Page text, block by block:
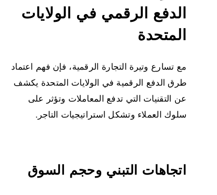
الدفع الرقمي في الولايات
المتحدة
مع تسارع وتيرة التجارة الرقمية، فإن فهم اعتماد
طرق الدفع الرقمية في الولايات المتحدة يكشف
عن التقنيات التي تدفع المعاملات وتؤثر على
سلوك العملاء وتشكل استراتيجيات التاجر.
اتجاهات التبني وحجم السوق